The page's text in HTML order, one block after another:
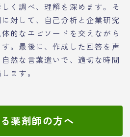
く調べ、理解を深めます。そ
対して、自己分析と企業研究
的なエピソードを交えながら
。最後に、作成した回答を声
然な言葉遣いで、適切な時間
ます。
薬剤師の方へ